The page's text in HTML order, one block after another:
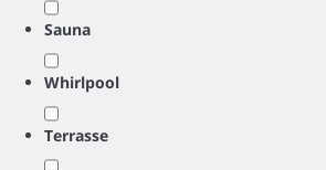
Sauna
Whirlpool
Terrasse